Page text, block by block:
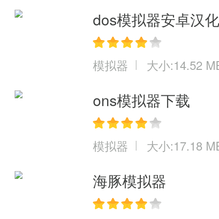
dos模拟器安卓汉
模拟器 大小:14.52
ons模拟器下载
模拟器 大小:17.18
海豚模拟器